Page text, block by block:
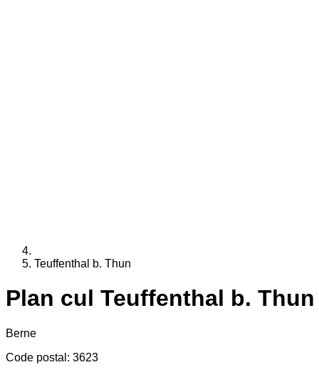
Teuffenthal b. Thun
Plan cul Teuffenthal b. Thun
Berne
Code postal : 3623